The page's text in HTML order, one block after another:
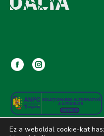
Facebook
opens
in
Instagram
opens
in
Ez a weboldal cookie-kat